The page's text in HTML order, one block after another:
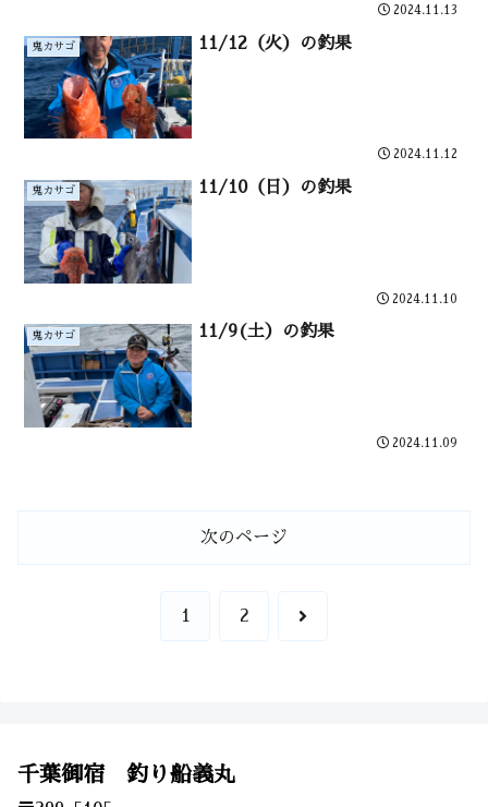
2024.11.13
鬼カサゴ 11/12（火）の釣果
2024.11.12
鬼カサゴ 11/10（日）の釣果
2024.11.10
鬼カサゴ 11/9(土）の釣果
2024.11.09
次のページ
1 2 次
千葉御宿 釣り船義丸